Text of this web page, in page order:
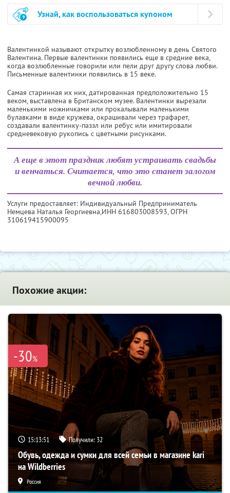
Узнай, как воспользоваться купоном
Валентинкой называют открытку возлюбленному в день Святого
Валентина. Первые валентинки появились еще в средние века,
когда возлюбленные говорили или пели друг другу слова любви.
Письменные валентинки появились в 15 веке.
Самая старинная их них, датированная предположительно 15
веком, выставлена в Британском музее. Валентинки вырезали
маленькими ножничками или прокалывали маленькими
булавками в виде кружева, окрашивали через трафарет,
создавали валентинку-паззл или ребус или имитировали
средневековую рукопись с цветными рисунками.
А еще в этот праздник любят устраивать свадьбы
и венчаться. Считается, что это станет залогом
вечной любви.
Услуги предоставляет: Индивидуальный Предприниматель
Немцева Наталья Георгиевна,ИНН 616803008593, ОГРН
310619415900095
Похожие акции:
-30%
15:13:50 Получили: 32
Обувь, одежда и сумки для всей семьи в магазине kari
на Wildberries
Россия